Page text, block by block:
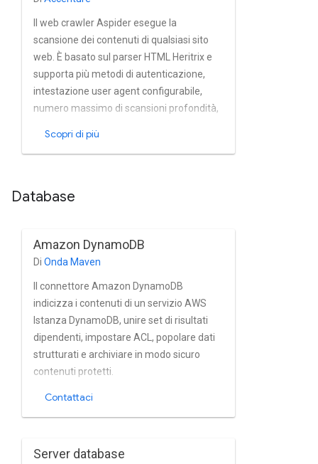
Il web crawler Aspider esegue la
scansione dei contenuti di qualsiasi sito
web. È basato sul parser HTML Heritrix e
supporta più metodi di autenticazione,
intestazione user agent configurabile,
numero massimo di scansioni profondità,
dominio o altro), norme robot per
contenuti in base a regole regex.
Scopri di più
Database
Amazon DynamoDB
Di Onda Maven
Il connettore Amazon DynamoDB
indicizza i contenuti di un servizio AWS
Istanza DynamoDB, unire set di risultati
dipendenti, impostare ACL, popolare dati
strutturati e archiviare in modo sicuro
contenuti protetti.
Contattaci
Server database